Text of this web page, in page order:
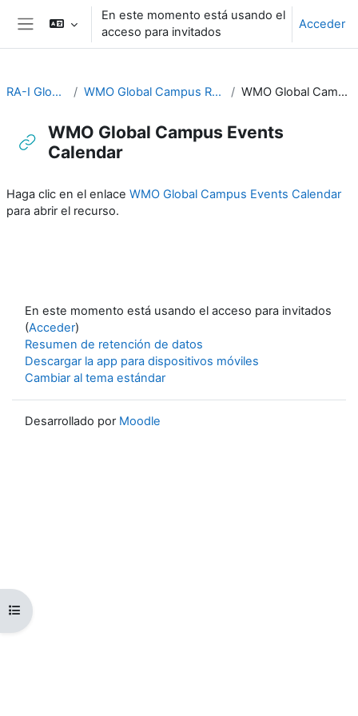
Salta al contenido principal
Panel lateral
En este momento está usando el
acceso para invitados
Acceder
Abrir índice del curso
RA-I Global Campus WMO Global Campus Resources and Discussion WMO Global Campus Events Calendar
WMO Global Campus Events
Calendar
Haga clic en el enlace WMO Global Campus Events Calendar
para abrir el recurso.
En este momento está usando el acceso para invitados
(Acceder)
Resumen de retención de datos
Descargar la app para dispositivos móviles
Cambiar al tema estándar
Desarrollado por Moodle